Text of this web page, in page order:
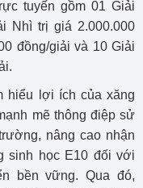
tuyến gồm 01 Giải
Nhì trị giá 2.000.000
đồng/giải và 10 Giải
hiểu lợi ích của xăng
mẽ thông điệp sử
nâng cao nhận
sinh học E10 đối với
bền vững. Qua đó,